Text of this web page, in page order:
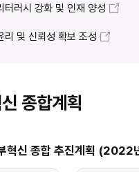
터러시 강화 및 인재 양성
리 및 신뢰성 확보 조성
종합계획
혁신 종합 추진계획